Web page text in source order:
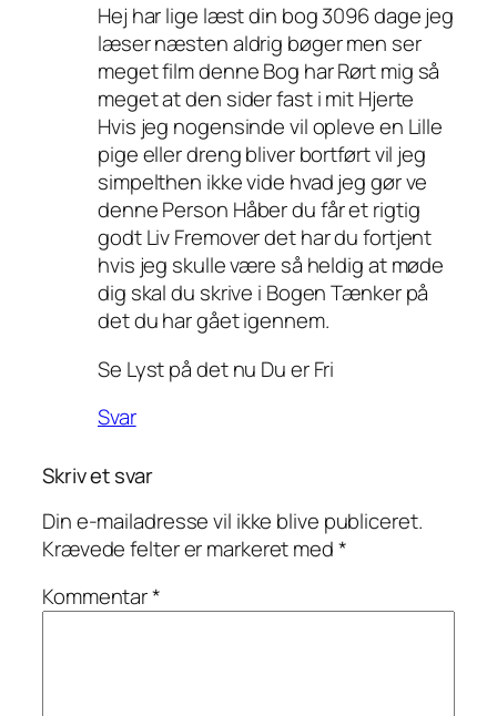
Hej har lige læst din bog 3096 dage jeg
læser næsten aldrig bøger men ser
meget film denne Bog har Rørt mig så
meget at den sider fast i mit Hjerte
Hvis jeg nogensinde vil opleve en Lille
pige eller dreng bliver bortført vil jeg
simpelthen ikke vide hvad jeg gør ve
denne Person Håber du får et rigtig
godt Liv Fremover det har du fortjent
hvis jeg skulle være så heldig at møde
dig skal du skrive i Bogen Tænker på
det du har gået igennem.
Se Lyst på det nu Du er Fri
Svar
Skriv et svar
Din e-mailadresse vil ikke blive publiceret.
Krævede felter er markeret med*
Kommentar*